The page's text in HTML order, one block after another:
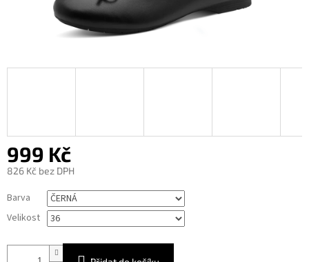
999 Kč
826 Kč bez DPH
cena:
Barva
Velikost